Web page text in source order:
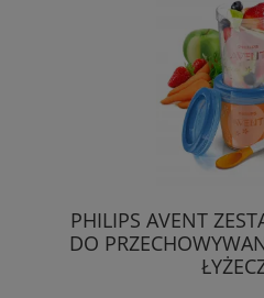
PHILIPS AVENT
DO